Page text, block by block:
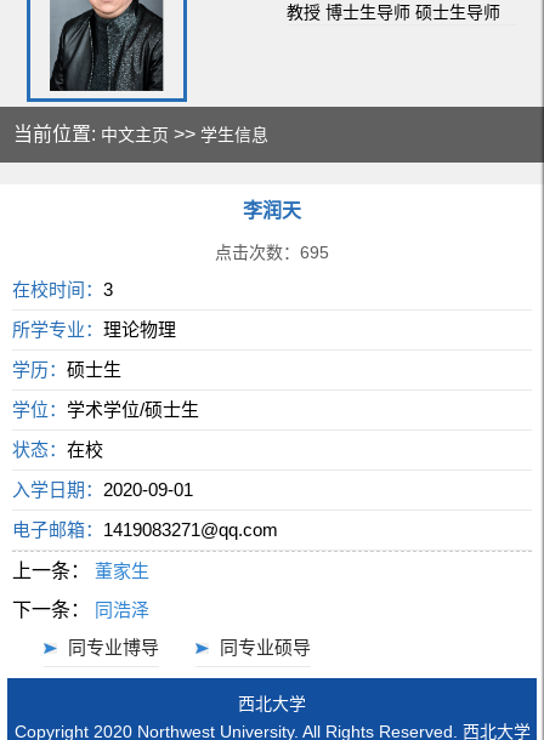
教授 博士生导师 硕士生导师
当前位置: 中文主页 >>学生信息
李润天
点击次数： 695
在校时间：3
所学专业：理论物理
学历：硕士生
学位：学术学位/硕士生
状态：在校
入学日期： 2020-09-01
电子邮箱： 1419083271@qq.com
上一条：
董家生
下一条：
同浩泽
同专业博导
同专业硕导
西北大学
Copyright 2020 Northwest University. All Rights Reserved. 西北大学